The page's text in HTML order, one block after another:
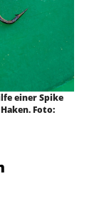
einer Spike
Foto: